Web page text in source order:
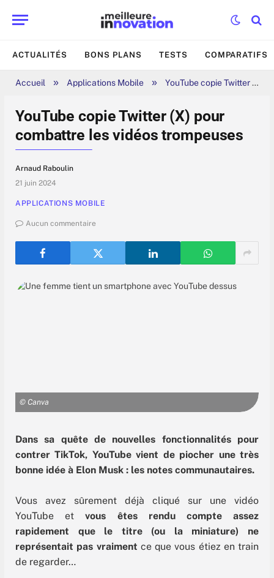
ACTUALITÉS BONS PLANS TESTS COMPARATIFS
Accueil » Applications Mobile » YouTube copie Twitter (X) pour combattre les vidéos trompeuses
YouTube copie Twitter (X) pour
combattre les vidéos trompeuses
Arnaud Raboulin
21 juin 2024
APPLICATIONS MOBILE
Aucun commentaire
© Canva
Dans sa quête de nouvelles fonctionnalités pour
contrer TikTok, YouTube vient de piocher une très
bonne idée à Elon Musk : les notes communautaires.
Vous avez sûrement déjà cliqué sur une vidéo
YouTube etvous êtes rendu compte assez
rapidement que le titre (ou la miniature) ne
représentait pas vraiment ce que vous étiez en train
de regarder…